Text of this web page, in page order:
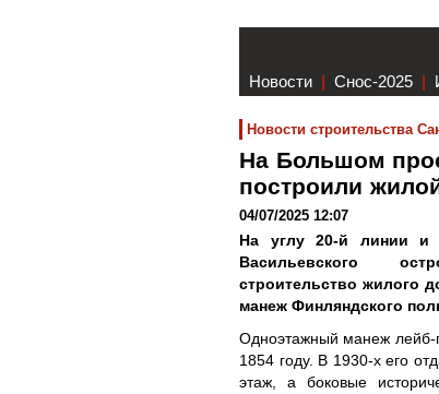
Новости | Снос-2025 |
Новости строительства
На Большом
построили
04/07/2025 12:07
На углу 20-й линии и
Васильевского
строительство жилого
манеж Финляндского
Одноэтажный манеж лейб-
1854 году. В 1930-х его
этаж, а боковые